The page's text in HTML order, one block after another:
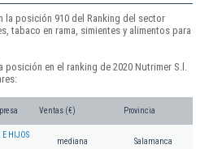
la posición 910 del Ranking del sector
tabaco en rama, simientes y alimentos para
en el ranking de 2020 Nutrimer S.l.
Ventas (€) Provincia
E HIJOS
mediana Salamanca